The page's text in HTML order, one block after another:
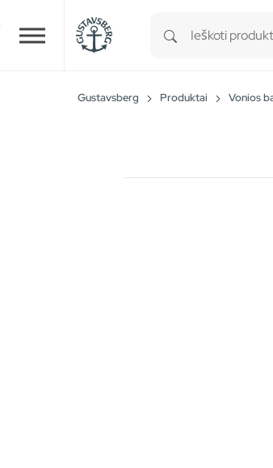
Skip to main content
Type 1 or
Gustavsberg Produktai Vonios